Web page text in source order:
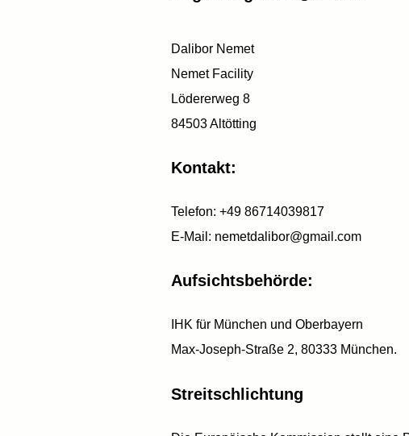
Dalibor Nemet
Nemet Facility
Lödererweg 8
84503 Altötting
Kontakt:
Telefon: +49 86714039817
E-Mail: nemetdalibor@gmail.com
Aufsichtsbehörde:
IHK für München und Oberbayern
Max-Joseph-Straße 2, 80333 München.
Streitschlichtung